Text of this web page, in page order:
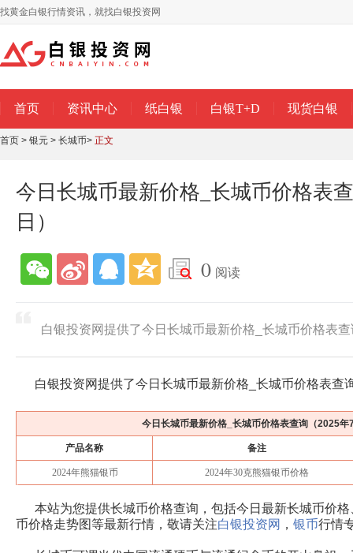
找黄金白银行情资讯，就找白银投资网
首页 资讯中心 纸白银 白银T+D 现货白银
首页 > 银元 > 长城币> 正文
今日长城币最新价格_长城币价格表
日）
0 阅读
白银投资网提供了今日长城币最新价格_长城币价格表
白银投资网提供了今日长城币最新价格_长城币价格表查
今日长城币最新价格_长城币价格表查询（2025年
产品名称 备注
2024年熊猫银币 2024年30克熊猫银币价格
本站为您提供长城币价格查询，包括今日最新长城币价格
币价格走势图等最新行情，敬请关注白银投资网 ， 银币行情